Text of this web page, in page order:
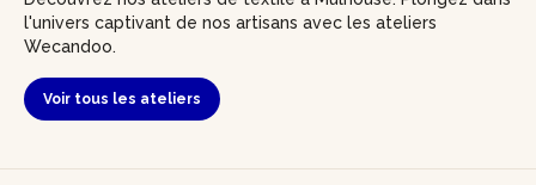
l'univers captivant de nos artisans avec les ateliers
Wecandoo.
Voir tous les ateliers